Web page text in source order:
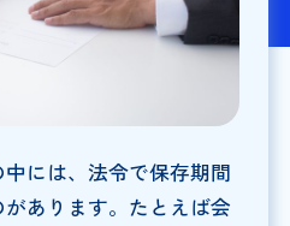
には、法令で保存期間
あります。たとえば会